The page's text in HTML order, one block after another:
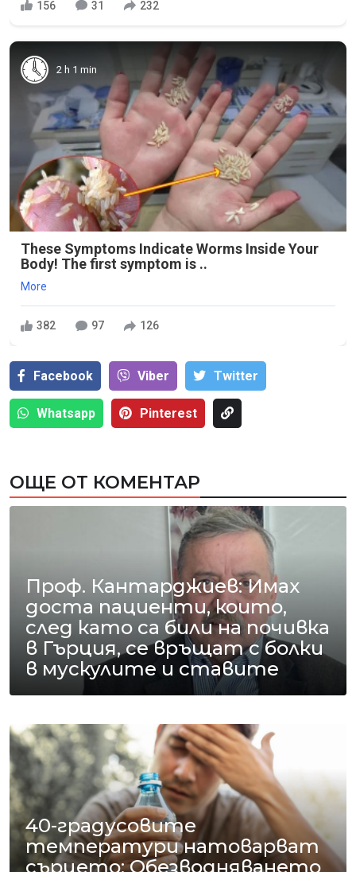
156 31 232
2 h 1 min
These Symptoms Indicate Worms Inside Your
Body! The first symptom is ..
More
382 97 126
Facebook Viber Тwitter
Whatsapp Pinterest
ОЩЕ ОТ КОМЕНТАР
Проф. Кантарджиев: Имах
доста пациенти, които,
след като са били на почивка
в Гърция, се връщат с болки
в мускулите и ставите
40-градусовите
температури натоварват
сърцето: Обезводняването